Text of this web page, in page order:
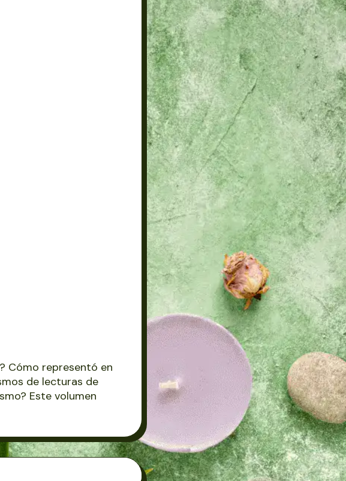
Cómo representó en
de lecturas de
Este volumen